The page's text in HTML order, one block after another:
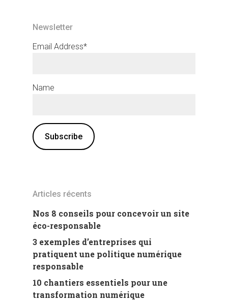
Newsletter
Email Address*
Name
Articles récents
Nos 8 conseils pour concevoir un site
éco-responsable
3 exemples d’entreprises qui
pratiquent une politique numérique
responsable
10 chantiers essentiels pour une
transformation numérique